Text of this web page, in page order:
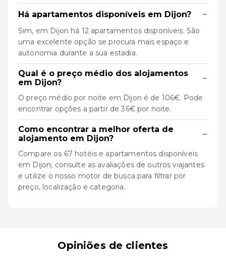
Há apartamentos disponíveis em Dijon? −
Sim, em Dijon há 12 apartamentos disponíveis. São
uma excelente opção se procura mais espaço e
autonomia durante a sua estadia.
Qual é o preço médio dos alojamentos
em Dijon?
−
O preço médio por noite em Dijon é de 106€. Pode
encontrar opções a partir de 36€ por noite.
Como encontrar a melhor oferta de
alojamento em Dijon?
−
Compare os 67 hotéis e apartamentos disponíveis
em Dijon, consulte as avaliações de outros viajantes
e utilize o nosso motor de busca para filtrar por
preço, localização e categoria.
Opiniões de clientes